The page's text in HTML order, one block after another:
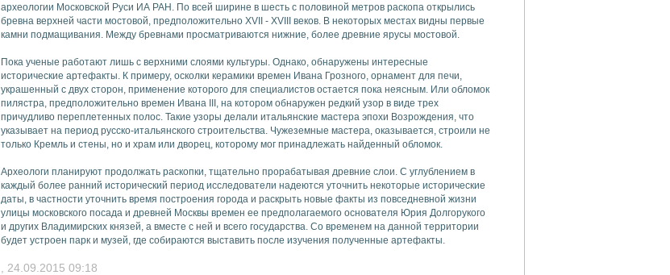
археологии Московской Руси ИА РАН. По всей ширине в шесть с половиной метров раскопа открылись
бревна верхней части мостовой, предположительно XVII - XVIII веков. В некоторых местах видны первые
камни подмащивания. Между бревнами просматриваются нижние, более древние ярусы мостовой.
Пока ученые работают лишь с верхними слоями культуры. Однако, обнаружены интересные
исторические артефакты. К примеру, осколки керамики времен Ивана Грозного, орнамент для печи,
украшенный с двух сторон, применение которого для специалистов остается пока неясным. Или обломок
пилястра, предположительно времен Ивана III, на котором обнаружен редкий узор в виде трех
причудливо переплетенных полос. Такие узоры делали итальянские мастера эпохи Возрождения, что
указывает на период русско-итальянского строительства. Чужеземные мастера, оказывается, строили не
только Кремль и стены, но и храм или дворец, которому мог принадлежать найденный обломок.
Археологи планируют продолжать раскопки, тщательно прорабатывая древние слои. С углублением в
каждый более ранний исторический период исследователи надеются уточнить некоторые исторические
даты, в частности уточнить время построения города и раскрыть новые факты из повседневной жизни
улицы московского посада и древней Москвы времен ее предполагаемого основателя Юрия Долгорукого
и других Владимирских князей, а вместе с ней и всего государства. Со временем на данной территории
будет устроен парк и музей, где собираются выставить после изучения полученные артефакты.
, 24.09.2015 09:18